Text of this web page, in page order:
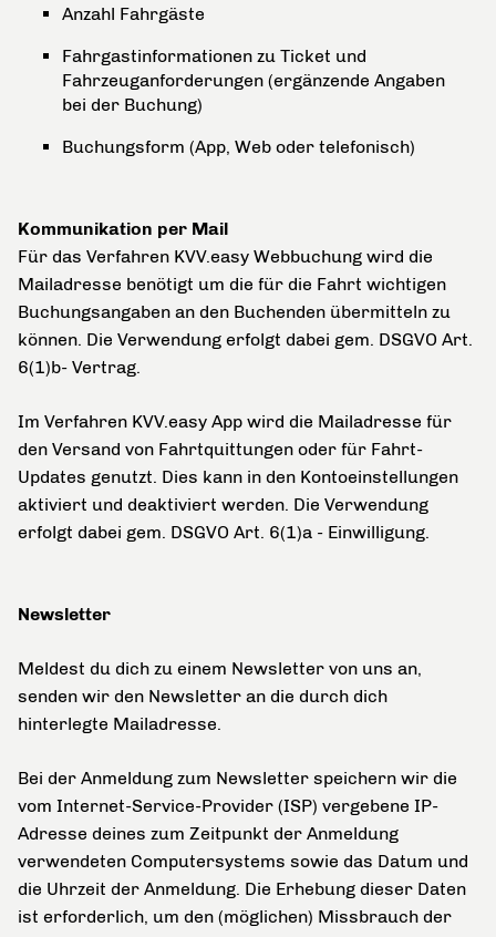
Anzahl Fahrgäste
Fahrgastinformationen zu Ticket und
Fahrzeuganforderungen (ergänzende Angaben
bei der Buchung)
Buchungsform (App, Web oder telefonisch)
Kommunikation per Mail
Für das Verfahren KVV.easy Webbuchung wird die
Mailadresse benötigt um die für die Fahrt wichtigen
Buchungsangaben an den Buchenden übermitteln zu
können. Die Verwendung erfolgt dabei gem. DSGVO Art.
6(1)b- Vertrag.
Im Verfahren KVV.easy App wird die Mailadresse für
den Versand von Fahrtquittungen oder für Fahrt-
Updates genutzt. Dies kann in den Kontoeinstellungen
aktiviert und deaktiviert werden. Die Verwendung
erfolgt dabei gem. DSGVO Art. 6(1)a - Einwilligung.
Newsletter
Meldest du dich zu einem Newsletter von uns an,
senden wir den Newsletter an die durch dich
hinterlegte Mailadresse.
Bei der Anmeldung zum Newsletter speichern wir die
vom Internet-Service-Provider (ISP) vergebene IP-
Adresse deines zum Zeitpunkt der Anmeldung
verwendeten Computersystems sowie das Datum und
die Uhrzeit der Anmeldung. Die Erhebung dieser Daten
ist erforderlich, um den (möglichen) Missbrauch der